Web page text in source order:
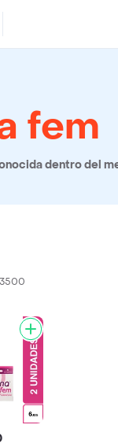
fem
dentro del